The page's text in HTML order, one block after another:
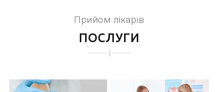
Прийом лікарів
ПОСЛУГИ